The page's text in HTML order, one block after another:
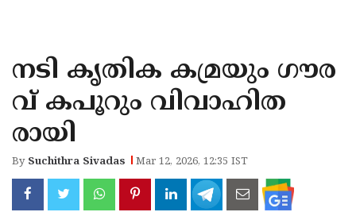
KANNUR
KASARAGOD
നടി കൃതിക കമ്രയും ഗൗര
വ് കപൂറും വിവാഹിത
രായി
By Suchithra Sivadas Mar 12, 2026, 12:35 IST